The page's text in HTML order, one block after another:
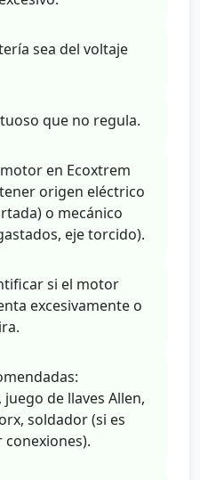
sea del voltaje
que no regula.
en Ecoxtrem
origen eléctrico
o mecánico
eje torcido).
si el motor
excesivamente o
de llaves Allen,
soldador (si es